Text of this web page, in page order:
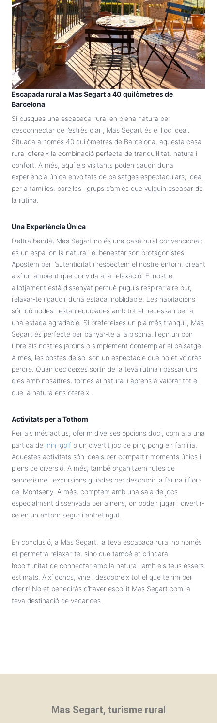
Escapada rural a Mas Segart a 40 quilòmetres de
Barcelona
Si busques una escapada rural en plena natura per
desconnectar de l’estrès diari, Mas Segart és el lloc ideal.
Situada a només 40 quilòmetres de Barcelona, aquesta casa
rural ofereix la combinació perfecta de tranquil·litat, natura i
confort. A més, aquí els visitants poden gaudir d’una
experiència única envoltats de paisatges espectaculars, ideal
per a famílies, parelles i grups d’amics que vulguin escapar de
la rutina.
Una Experiència Única
D’altra banda, Mas Segart no és una casa rural convencional;
és un espai on la natura i el benestar són protagonistes.
Apostem per l’autenticitat i respectem el nostre entorn, creant
així un ambient que convida a la relaxació. El nostre
allotjament està dissenyat perquè puguis respirar aire pur,
relaxar-te i gaudir d’una estada inoblidable. Les habitacions
són còmodes i estan equipades amb tot el necessari per a
una estada agradable. Si prefereixes un pla més tranquil, Mas
Segart és perfecte per banyar-te a la piscina, llegir un bon
llibre als nostres jardins o simplement contemplar el paisatge.
A més, les postes de sol són un espectacle que no et voldràs
perdre. Quan decideixes sortir de la teva rutina i passar uns
dies amb nosaltres, tornes al natural i aprens a valorar tot el
que la natura ens ofereix.
Activitats per a Tothom
Per als més actius, oferim diverses opcions d’oci, com ara una
partida de mini golf o un divertit joc de ping pong en família.
Aquestes activitats són ideals per compartir moments únics i
plens de diversió. A més, també organitzem rutes de
senderisme i excursions guiades per descobrir la fauna i flora
del Montseny. A més, comptem amb una sala de jocs
especialment dissenyada per a nens, on poden jugar i divertir-
se en un entorn segur i entretingut.
En conclusió, a Mas Segart, la teva escapada rural no només
et permetrà relaxar-te, sinó que també et brindarà
l’oportunitat de connectar amb la natura i amb els teus éssers
estimats. Així doncs, vine i descobreix tot el que tenim per
oferir! No et penediràs d’haver escollit Mas Segart com la
teva destinació de vacances.
Mas Segart, turisme rural